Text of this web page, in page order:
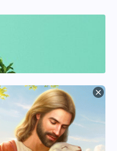
बाइबल के बारे में रहस्य